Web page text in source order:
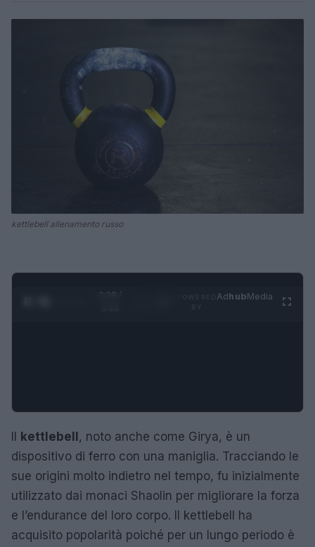
kettlebell allenamento russo
0:28 /
AdhubMedia
kettlebell , noto anche come Girya, è un
dispositivo di ferro con una maniglia. Tracciando le
sue origini molto indietro nel tempo, fu inizialmente
utilizzato dai monaci Shaolin per migliorare la forza
e l’endurance del loro corpo. Il kettlebell ha
acquisito popolarità poiché per un lungo periodo è